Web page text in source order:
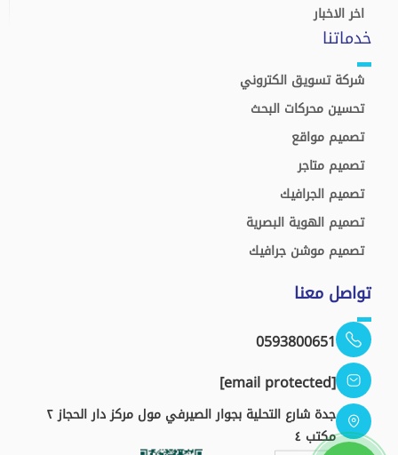
اخر الاخبار
خدماتنا
شركة تسويق الكتروني
تحسين محركات البحث
تصميم مواقع
تصميم متاجر
تصميم الجرافيك
تصميم الهوية البصرية
تصميم موشن جرافيك
تواصل معنا
0593800651
[email protected]
جدة شارع التحلية بجوار الصيرفي مول مركز دار الحجاز ٢
مكتب ٤